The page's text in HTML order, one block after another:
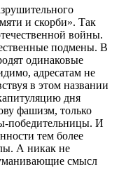
и скорби». Так
войны.
подмены. В
одинаковые
адресатам не
в этом названии
дня
фашизм, только
победительницы. И
тем более
А никак не
смысл